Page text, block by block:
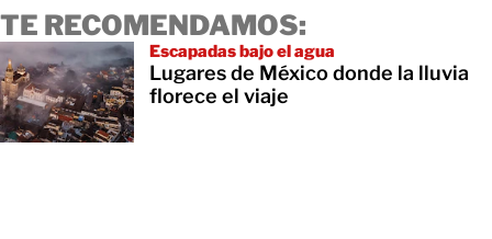
TE RECOMENDAMOS:
Escapadas bajo el agua
Lugares de México donde la lluvia
florece el viaje